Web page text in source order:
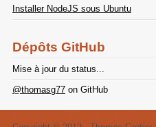
Installer NodeJS sous Ubuntu
Dépôts GitHub
Mise à jour du status...
@thomasg77 on GitHub